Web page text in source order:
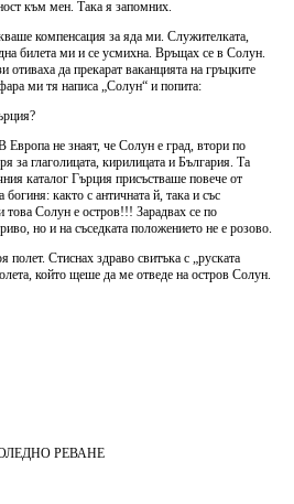
към мен. Така я запомних.
компенсация за яда ми. Служителката,
билета ми и се усмихна. Връщах се в Солун.
да прекарат ваканцията на гръцките
ми тя написа „Солун“ и попита:
Европа не знаят, че Солун е град, втори по
за глаголицата, кирилицата и България. Та
каталог Гърция присъстваше повече от
както с античната й, така и със
това Солун е остров!!! Зарадвах се по
но и на съседката положението не е розово.
Стиснах здраво свитъка с „руската
който щеше да ме отведе на остров Солун.
РЕВАНЕ